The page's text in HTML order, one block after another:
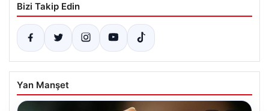
Bizi Takip Edin
Yan Manşet